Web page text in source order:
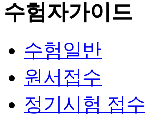
수험자가이드
수험일반
원서접수
정기시험 접수